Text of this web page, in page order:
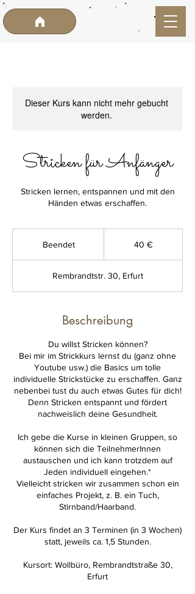
Dieser Kurs kann nicht mehr gebucht
werden.
Stricken für Anfänger
Stricken lernen, entspannen und mit den
Händen etwas erschaffen.
BeendetB
n
d
40 €
Rembrandtstr. 30, Erfurt
Beschreibung
Du willst Stricken können?
Bei mir im Strickkurs lernst du (ganz ohne
Youtube usw.) die Basics um tolle
individuelle Strickstücke zu erschaffen. Ganz
nebenbei tust du auch etwas Gutes für dich!
Denn Stricken entspannt und fördert
nachweislich deine Gesundheit.
Ich gebe die Kurse in kleinen Gruppen, so
können sich die TeilnehmerInnen
austauschen und ich kann trotzdem auf
Jeden individuell eingehen.*
Vielleicht stricken wir zusammen schon ein
einfaches Projekt, z. B. ein Tuch,
Stirnband/Haarband.
Der Kurs findet an 3 Terminen (in 3 Wochen)
statt, jeweils ca. 1,5 Stunden.
Kursort: Wollbüro, Rembrandtstraße 30,
Erfurt